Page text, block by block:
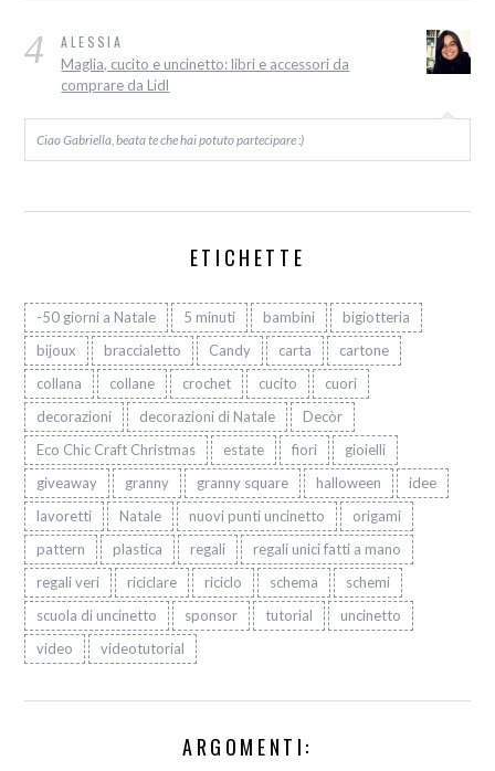
4 ALESSIA
Maglia, cucito e uncinetto: libri e accessori da
comprare da Lidl
Ciao Gabriella, beata te che hai potuto partecipare :)
ETICHETTE
-50 giorni a Natale 5 minuti bambini
bigiotteria
bijoux
braccialetto Candy carta
cartone
collana
collane crochet cucito
cuori
decorazioni
decorazioni di Natale
Decòr
Eco Chic Craft Christmas
estate fiori
gioielli
giveaway
granny granny square halloween
idee
lavoretti
Natale nuovi punti uncinetto
origami
pattern
plastica regali
regali unici fatti a mano
regali veri
riciclare riciclo schema
schemi
scuola di uncinetto
sponsor tutorial
uncinetto
video
videotutorial
ARGOMENTI: